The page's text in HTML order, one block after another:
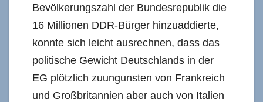
Bevölkerungszahl der Bundesrepublik die
16 Millionen DDR-Bürger hinzuaddierte,
konnte sich leicht ausrechnen, dass das
politische Gewicht Deutschlands in der
EG plötzlich zuungunsten von Frankreich
und Großbritannien aber auch von Italien